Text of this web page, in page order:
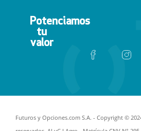
Potenciamos
tu
valor
Futuros y Opciones.com S.A. - Copyright ©